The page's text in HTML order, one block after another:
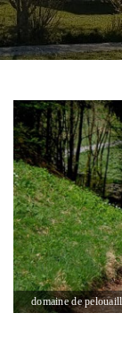
domaine de